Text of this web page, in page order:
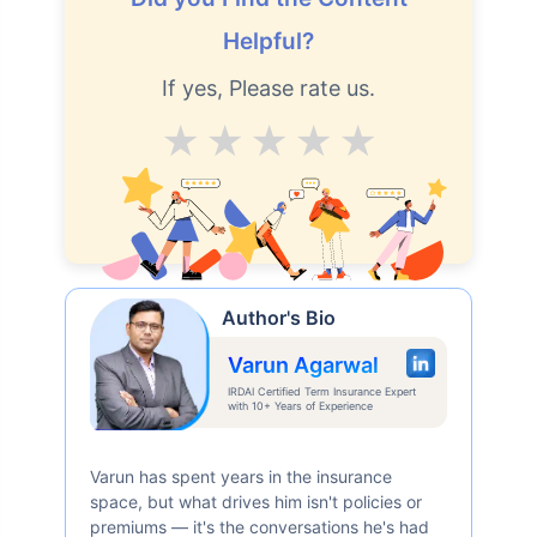
Helpful?
If yes, Please rate us.
Excellent
V.Good
Good
Average
Author's Bio
Varun Agarwal
IRDAI Certified Term Insurance Expert
with 10+ Years of Experience
Varun has spent years in the insurance
space, but what drives him isn't policies or
premiums — it's the conversations he's had